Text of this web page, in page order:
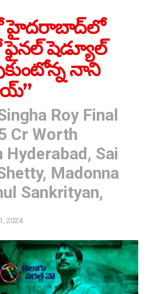
హైద‌రాబాద్‌లో
ఫైన‌ల్ షెడ్యూల్
నాని
Roy Final
Cr Worth
Sai
Madonna
Sankrityan,
2024